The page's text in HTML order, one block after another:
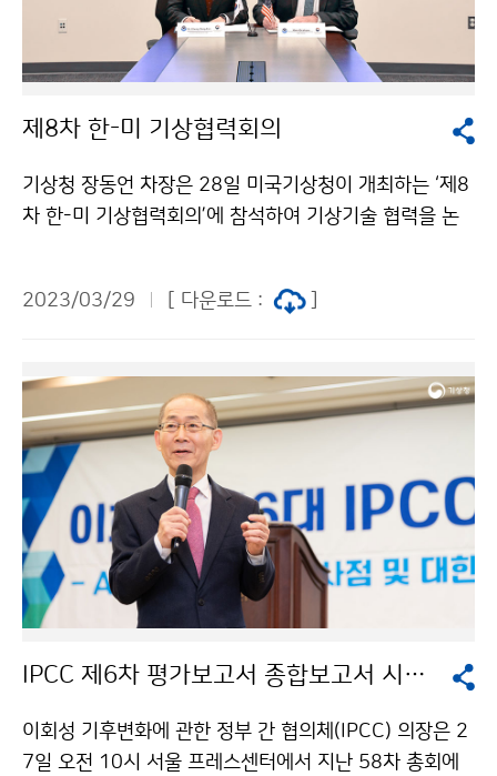
제8차 한-미 기상협력회의
기상청 장동언 차장은 28일 미국기상청이 개최하는 ‘제8
차 한-미 기상협력회의’에 참석하여 기상기술 협력을 논
2023/03/29 [ 다운로드 :
IPCC 제6차 평가보고서 종합보고서 시사점 언론 보고회
이회성 기후변화에 관한 정부 간 협의체(IPCC) 의장은 2
7일 오전 10시 서울 프레스센터에서 지난 58차 총회에